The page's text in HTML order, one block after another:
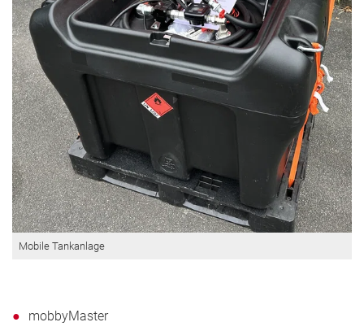
Mobile Tankanlage
mobbyMaster